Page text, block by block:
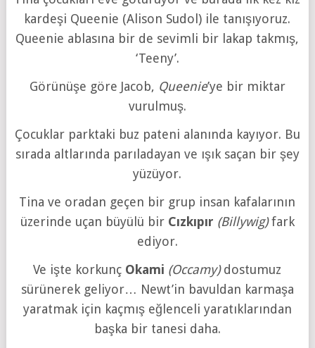
kardeşi Queenie (Alison Sudol) ile tanışıyoruz.
Queenie ablasına bir de sevimli bir lakap takmış,
‘Teeny’.
Görünüşe göre Jacob, Queenie’ye bir miktar
vurulmuş.
Çocuklar parktaki buz pateni alanında kayıyor. Bu
sırada altlarında parıladayan ve ışık saçan bir şey
yüzüyor.
Tina ve oradan geçen bir grup insan kafalarının
üzerinde uçan büyülü bir Cızkıpır (Billywig)fark
ediyor.
Ve işte korkunç Okami (Occamy)dostumuz
sürünerek geliyor… Newt’in bavuldan karmaşa
yaratmak için kaçmış eğlenceli yaratıklarından
başka bir tanesi daha.